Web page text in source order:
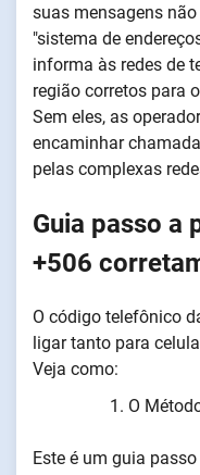
suas mensagens
"sistema de
informa às redes de
região corretos para
Sem eles, as
encaminhar
pelas complexas
Guia passo a
+506
O código telefônico
ligar tanto para
Veja como:
O
Este é um guia